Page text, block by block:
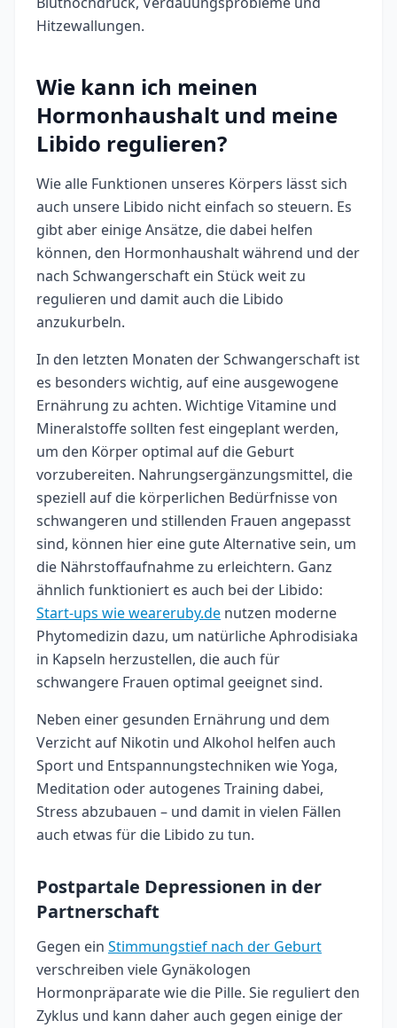
Hitzewallungen.
Wie kann ich meinen
Hormonhaushalt und meine
Libido regulieren?
Wie alle Funktionen unseres Körpers lässt sich
auch unsere Libido nicht einfach so steuern. Es
gibt aber einige Ansätze, die dabei helfen
können, den Hormonhaushalt während und der
nach Schwangerschaft ein Stück weit zu
regulieren und damit auch die Libido
anzukurbeln.
In den letzten Monaten der Schwangerschaft ist
es besonders wichtig, auf eine ausgewogene
Ernährung zu achten. Wichtige Vitamine und
Mineralstoffe sollten fest eingeplant werden,
um den Körper optimal auf die Geburt
vorzubereiten. Nahrungsergänzungsmittel, die
speziell auf die körperlichen Bedürfnisse von
schwangeren und stillenden Frauen angepasst
sind, können hier eine gute Alternative sein, um
die Nährstoffaufnahme zu erleichtern. Ganz
ähnlich funktioniert es auch bei der Libido:
Start-ups wie weareruby.de nutzen moderne
Phytomedizin dazu, um natürliche Aphrodisiaka
in Kapseln herzustellen, die auch für
schwangere Frauen optimal geeignet sind.
Neben einer gesunden Ernährung und dem
Verzicht auf Nikotin und Alkohol helfen auch
Sport und Entspannungstechniken wie Yoga,
Meditation oder autogenes Training dabei,
Stress abzubauen – und damit in vielen Fällen
auch etwas für die Libido zu tun.
Postpartale Depressionen in der
Partnerschaft
Gegen ein Stimmungstief nach der Geburt
verschreiben viele Gynäkologen
Hormonpräparate wie die Pille. Sie reguliert den
Zyklus und kann daher auch gegen einige der